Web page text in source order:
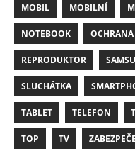
MOBIL MOBILNÍ
NOTEBOOK OCHRANA
REPRODUKTOR
SLUCHÁTKA
TABLET TELEFON
TOP TV